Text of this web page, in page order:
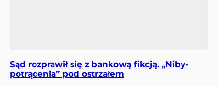
Sąd rozprawił się z bankową fikcją. „Niby-
potrącenia” pod ostrzałem